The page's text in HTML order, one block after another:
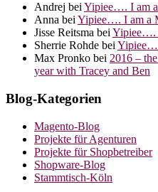
Andrej bei Yipiee…. I am
Anna bei Yipiee…. I am a
Jisse Reitsma bei Yipiee….
Sherrie Rohde bei
Max Pronko bei 2016 –
year with Tracey and Ben
Blog-Kategorien
Magento-Blog
Projekte für Agenturen
Projekte für Shopbetreiber
Shopware-Blog
Stammtisch-Köln